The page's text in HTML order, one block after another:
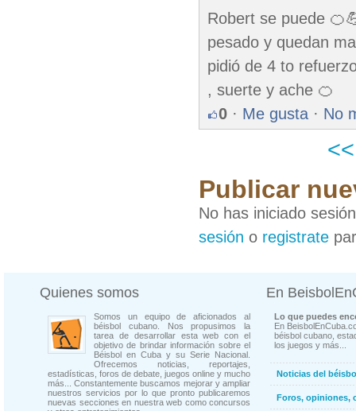
Robert se puede
pesado y quedan
pidió de 4 to
, suerte y ache 🍊
0 · Me gusta · No
Publicar
No has iniciado
sesión o registrate
Quienes somos
Somos un equipo de aficionados al
béisbol cubano. Nos propusimos la
tarea de desarrollar esta web con el
objetivo de brindar información sobre el
Béisbol en Cuba y su Serie Nacional.
Ofrecemos noticias, reportajes,
estadísticas, foros de debate, juegos online y mucho
más... Constantemente buscamos mejorar y ampliar
nuestros servicios por lo que pronto publicaremos
nuevas secciones en nuestra web como concursos
En
Lo que puedes
En
béisbol cubano,
los juegos y más...
Noticias del
Foros, opiniones,